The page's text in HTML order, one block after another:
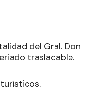
del Gral. Don
trasladable.
turísticos.